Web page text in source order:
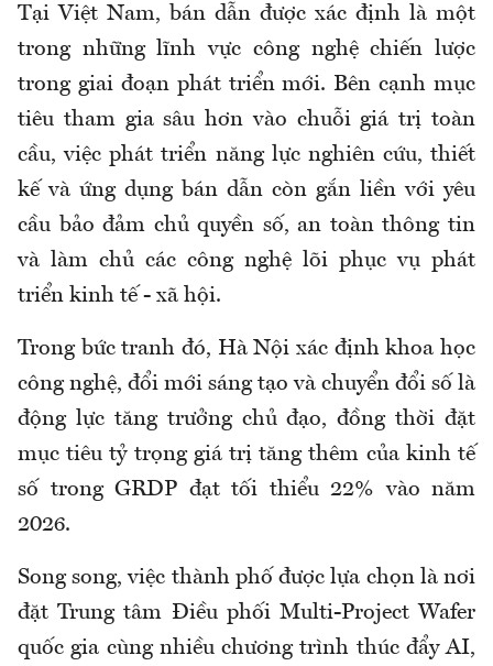
Tại Việt Nam, bán dẫn được xác định là một
trong những lĩnh vực công nghệ chiến lược
trong giai đoạn phát triển mới. Bên cạnh mục
tiêu tham gia sâu hơn vào chuỗi giá trị toàn
cầu, việc phát triển năng lực nghiên cứu, thiết
kế và ứng dụng bán dẫn còn gắn liền với yêu
cầu bảo đảm chủ quyền số, an toàn thông tin
và làm chủ các công nghệ lõi phục vụ phát
triển kinh tế - xã hội.
Trong bức tranh đó, Hà Nội xác định khoa học
công nghệ, đổi mới sáng tạo và chuyển đổi số là
động lực tăng trưởng chủ đạo, đồng thời đặt
mục tiêu tỷ trọng giá trị tăng thêm của kinh tế
số trong GRDP đạt tối thiểu 22% vào năm
2026.
Song song, việc thành phố được lựa chọn là nơi
đặt Trung tâm Điều phối Multi-Project Wafer
quốc gia cùng nhiều chương trình thúc đẩy AI,